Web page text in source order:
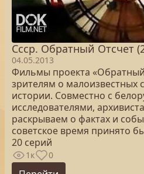
Ссср. Обратный Отсчет
04.05.2013
Фильмы проекта
зрителям о малоизвестных
истории. Совместно с
исследователями,
раскрываем о фактах и
советское время принято
20 серий
1к 0